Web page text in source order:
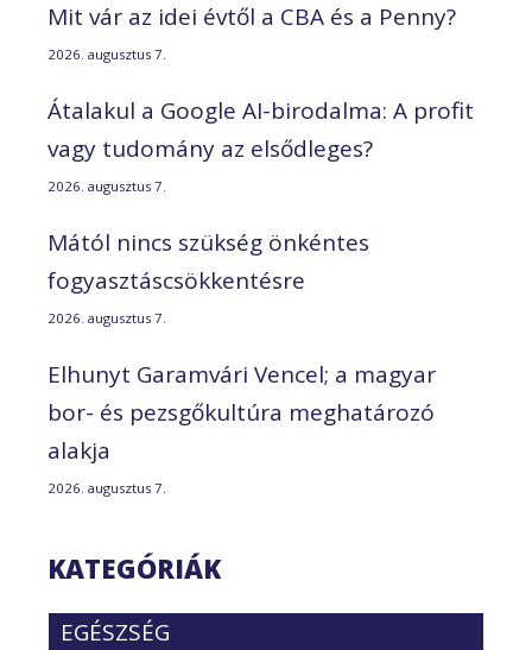
Mit vár az idei évtől a CBA és a Penny?
2026. augusztus 7.
Átalakul a Google AI-birodalma: A profit
vagy tudomány az elsődleges?
2026. augusztus 7.
Mától nincs szükség önkéntes
fogyasztáscsökkentésre
2026. augusztus 7.
Elhunyt Garamvári Vencel; a magyar
bor- és pezsgőkultúra meghatározó
alakja
2026. augusztus 7.
KATEGÓRIÁK
EGÉSZSÉG